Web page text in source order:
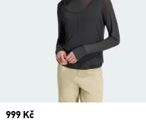
Price
999 Kč